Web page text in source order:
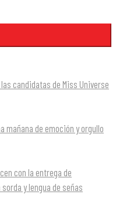
candidatas de Miss Universe
mañana de emoción y orgullo
con la entrega de
y lengua de señas